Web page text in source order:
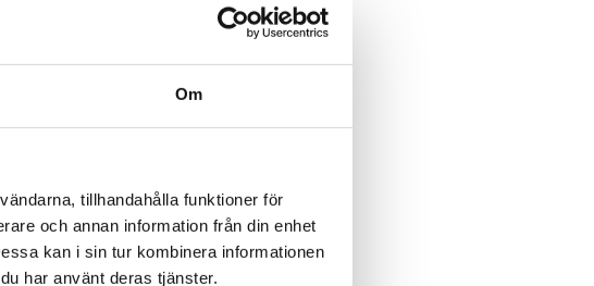
Om
tillhandahålla funktioner för
och annan information från din enhet
kan i sin tur kombinera informationen
har använt deras tjänster.
vara svårt att anpassa sig till arbetet i ett
behövs också gemenskapligt
lösa de psykiska problem som arbetet
noga organiserat arbete. I stödet till unga
arbetsplatserna vara till hjälp.